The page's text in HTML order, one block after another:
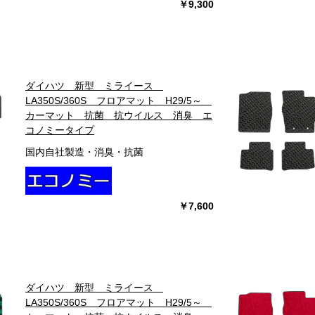
￥9,300
ダイハツ 新型 ミライース
LA350S/360S フロアマット H29/5～
カーマット 抗菌 抗ウイルス 消臭 エ
コノミータイプ
国内自社製造・消臭・抗菌
￥7,600
ダイハツ 新型 ミライース
LA350S/360S フロアマット H29/5～